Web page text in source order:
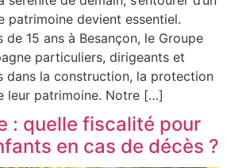
patrimoine devient essentiel.
de 15 ans à Besançon, le Groupe
particuliers, dirigeants et
dans la construction, la protection
leur patrimoine. Notre […]
: quelle fiscalité pour
en cas de décès ?